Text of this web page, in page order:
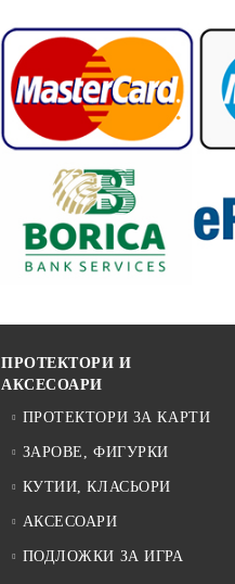
ПРОТЕКТОРИ И
АКСЕСОАРИ
ПРОТЕКТОРИ ЗА КАРТИ
ЗАРОВЕ, ФИГУРКИ
КУТИИ, КЛАСЬОРИ
АКСЕСОАРИ
ПОДЛОЖКИ ЗА ИГРА